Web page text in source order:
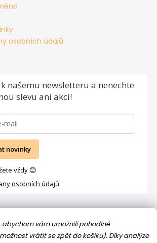
abychom vám umožnili pohodlné
vrátit se zpět do košíku). Díky analýze
osobních údajů
k našemu newsletteru a nenechte
slevu ani akci!
novinky
vždy 😊
osobních údajů